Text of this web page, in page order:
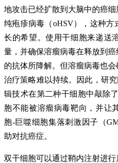
地攻击已经扩散到大脑中的癌
纯疱疹病毒（oHSV），这种
长的希望。使用干细胞来递送
量，并确保溶瘤病毒在释放到
的抗体所降解。但溶瘤病毒也
治疗策略难以持续。因此，研究
辑技术在第二种干细胞中敲除
胞不能被溶瘤病毒靶向，并让
胞-巨噬细胞集落刺激因子（
助对抗癌症。
双干细胞可以通过鞘内注射进